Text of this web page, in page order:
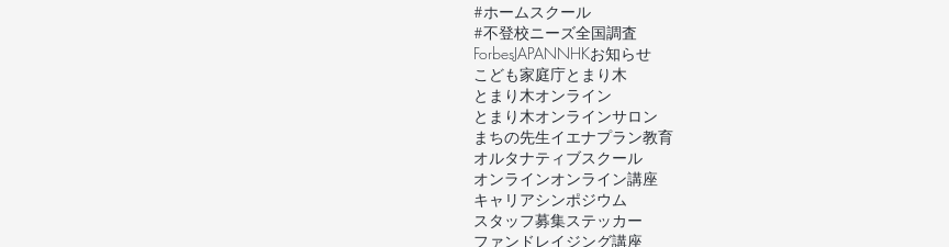
#ホームスクール
#不登校ニーズ全国調査
ForbesJAPANNHKお知らせ
こども家庭庁とまり木
とまり木オンライン
とまり木オンラインサロン
まちの先生イエナプラン教育
オルタナティブスクール
オンラインオンライン講座
キャリアシンポジウム
スタッフ募集ステッカー
ファンドレイジング講座